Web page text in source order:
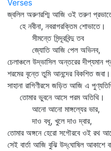
Verses
জ্বলিল অরুণরশ্মি আজি ওই তরুণ
হে নবীনা, নবরাগরক্তিম শোভাতে।
সীমন্তে সিন্দূরবিন্দু তব
জ্যোতি আজি পেল অভিনব,
চেলাঞ্চলে উদ্ভাসিল অন্তরের দীপ্যমান
শরমের বৃন্তে তুমি আনন্দের বিকশিত জবা।
সাহানা রাগিণীরসে জড়িত আজি এ
তোমার ভুবনে আসে পরম অতিথি।
আনো আনো মাঙ্গল্যের ভার,
দাও বধূ, খুলে দাও দ্বার,
তোমার অঙ্গনে হেরো সগৌরবে ওই রথ
সেই বার্তা আজি বুঝি উদ্‌ঘোষিল আকাশে